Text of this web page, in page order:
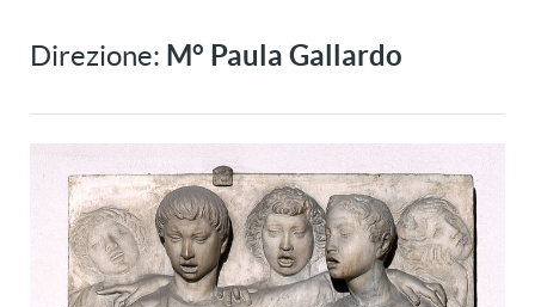
Direzione: M° Paula Gallardo